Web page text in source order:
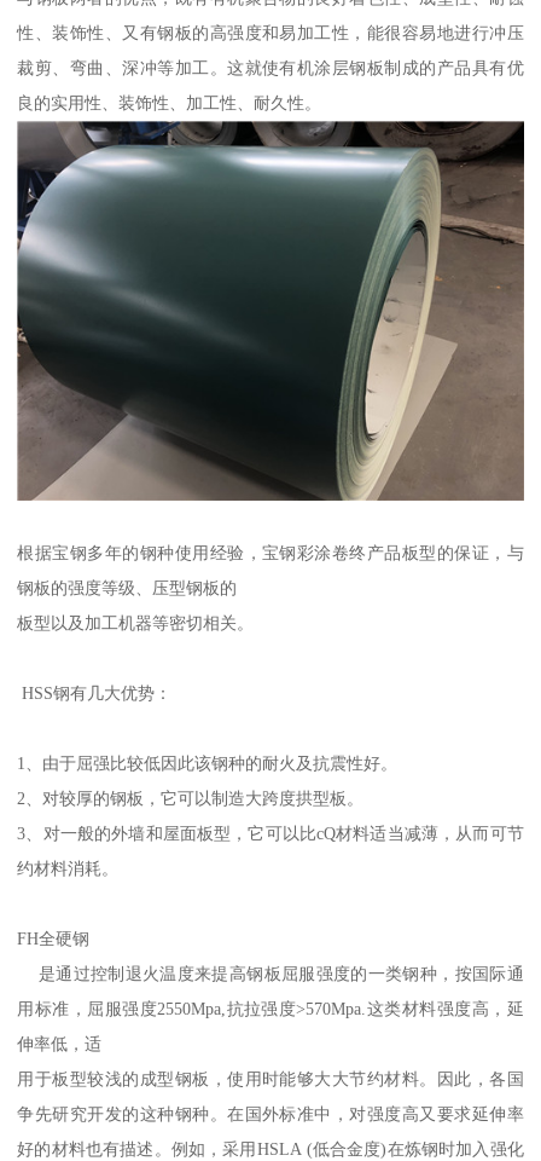
性、装饰性、又有钢板的高强度和易加工性，能很容易地进行冲压
裁剪、弯曲、深冲等加工。这就使有机涂层钢板制成的产品具有优
良的实用性、装饰性、加工性、耐久性。
根据宝钢多年的钢种使用经验，宝钢彩涂卷终产品板型的保证，与
钢板的强度等级、压型钢板的
板型以及加工机器等密切相关。
HSS钢有几大优势：
1、由于屈强比较低因此该钢种的耐火及抗震性好。
2、对较厚的钢板，它可以制造大跨度拱型板。
3、对一般的外墙和屋面板型，它可以比cQ材料适当减薄，从而可节
约材料消耗。
FH全硬钢
是通过控制退火温度来提高钢板屈服强度的一类钢种，按国际通
用标准，屈服强度2550Mpa,抗拉强度>570Mpa.这类材料强度高，延
伸率低，适
用于板型较浅的成型钢板，使用时能够大大节约材料。因此，各国
争先研究开发的这种钢种。在国外标准中，对强度高又要求延伸率
好的材料也有描述。例如，采用HSLA (低合金度)在炼钢时加入强化